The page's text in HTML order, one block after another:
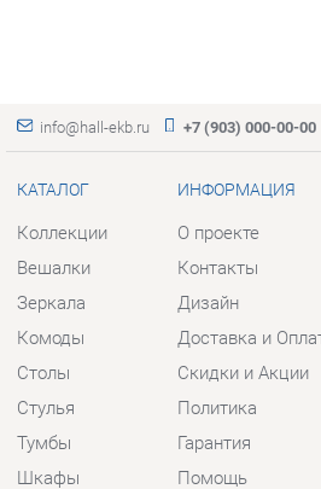
КАТАЛОГ
Зеркала
Комоды
Столы
Стулья
Тумбы
Шкафы
Комплектующие
ИНФОРМАЦИЯ
Дизайн
Доставка и Оплата
Скидки и Акции
Политика
Гарантия
Помощь